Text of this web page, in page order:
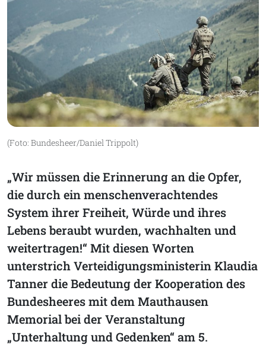
(Foto: Bundesheer/Daniel Trippolt)
„Wir müssen die Erinnerung an die Opfer,
die durch ein menschenverachtendes
System ihrer Freiheit, Würde und ihres
Lebens beraubt wurden, wachhalten und
weitertragen!“ Mit diesen Worten
unterstrich Verteidigungsministerin Klaudia
Tanner die Bedeutung der Kooperation des
Bundesheeres mit dem Mauthausen
Memorial bei der Veranstaltung
„Unterhaltung und Gedenken“ am 5.